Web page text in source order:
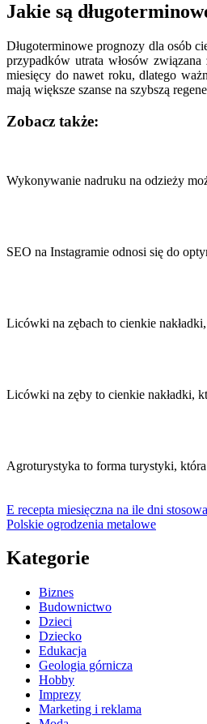
Jakie są
Długoterminowe prognozy dla osób
przypadków utrata włosów
miesięcy do nawet roku, dlatego
mają większe szanse na szybszą
Zobacz także:
Wykonywanie nadruku na odzieży
SEO na Instagramie odnosi się do
Licówki na zębach to cienkie
Licówki na zęby to cienkie nakładki,
Agroturystyka to forma turystyki,
wpisu
E recepta miesięczna na ile dni
Polskie ogrodzenia metalowe
Kategorie
Biznes
Budownictwo
Dzieci
Dziecko
Edukacja
Geologia górnicza
Hobby
Imprezy
Marketing i reklama